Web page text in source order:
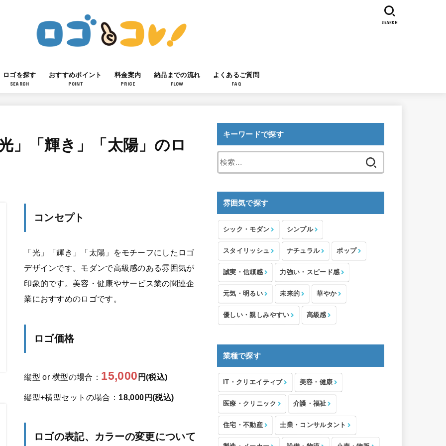
ロゴを探す
SEARCH
おすすめポイント
POINT
料金案内
PRICE
納品までの流れ
FLOW
よくあるご質問
FAQ
SEARCH
」「輝き」「太陽」のロ
コンセプト
「光」「輝き」「太陽」をモチーフにしたロゴ
デザインです。モダンで高級感のある雰囲気が
印象的です。美容・健康やサービス業の関連企
業におすすめのロゴです。
ロゴ価格
縦型 or 横型の場合： 15,000 円(税込)
縦型+横型セットの場合： 18,000円(税込)
ロゴの表記、カラーの変更について
キーワードで探す
索:
雰囲気で探す
シック・モダン シンプル
スタイリッシュ ナチュラル ポップ
誠実・信頼感 力強い・スピード感
元気・明るい 未来的 華やか
優しい・親しみやすい 高級感
業種で探す
IT・クリエイティブ 美容・健康
医療・クリニック 介護・福祉
住宅・不動産 士業・コンサルタント